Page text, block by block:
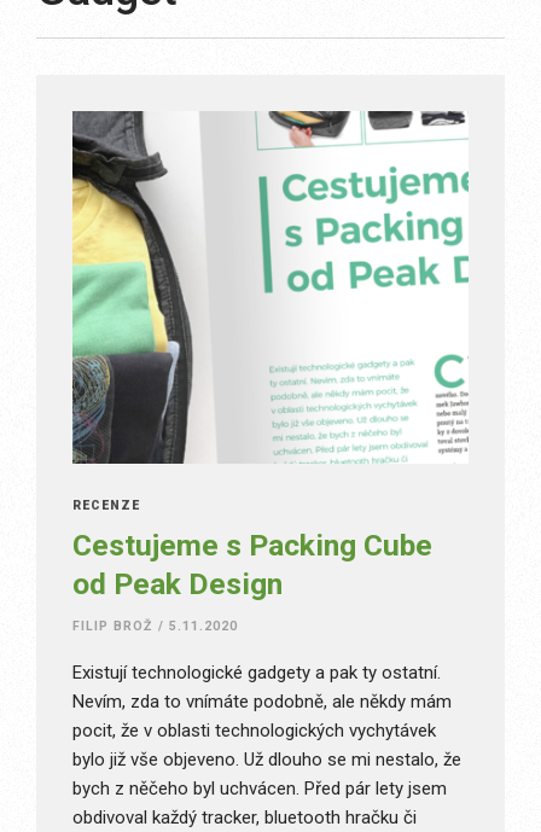
RECENZE
Cestujeme s Packing Cube
od Peak Design
FILIP BROŽ / 5.11.2020
Existují technologické gadgety a pak ty ostatní.
Nevím, zda to vnímáte podobně, ale někdy mám
pocit, že v oblasti technologických vychytávek
bylo již vše objeveno. Už dlouho se mi nestalo, že
bych z něčeho byl uchvácen. Před pár lety jsem
obdivoval každý tracker, bluetooth hračku či